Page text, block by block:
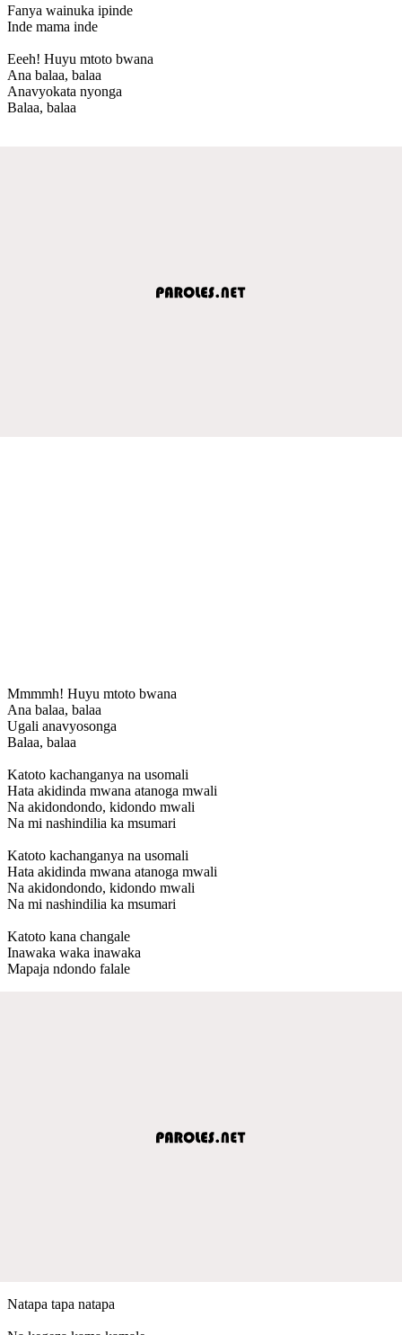
Fanya wainuka ipinde
Inde mama inde
Eeeh! Huyu mtoto bwana
Ana balaa, balaa
Anavyokata nyonga
Balaa, balaa
Mmmmh! Huyu mtoto bwana
Ana balaa, balaa
Ugali anavyosonga
Balaa, balaa
Katoto kachanganya na usomali
Hata akidinda mwana atanoga mwali
Na akidondondo, kidondo mwali
Na mi nashindilia ka msumari
Katoto kachanganya na usomali
Hata akidinda mwana atanoga mwali
Na akidondondo, kidondo mwali
Na mi nashindilia ka msumari
Katoto kana changale
Inawaka waka inawaka
Mapaja ndondo falale
Natapa tapa natapa